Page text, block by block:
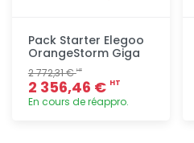
Pack Starter Elegoo
OrangeStorm Giga
2 772,31 €HT
2 356,46 € HT
En cours de réappro.